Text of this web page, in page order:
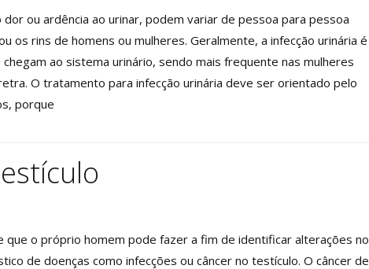
ou ardência ao urinar, podem variar de pessoa para pessoa
os rins de homens ou mulheres. Geralmente, a infecção urinária é
ao sistema urinário, sendo mais frequente nas mulheres
O tratamento para infecção urinária deve ser orientado pelo
porque
que o próprio homem pode fazer a fim de identificar alterações no
de doenças como infecções ou câncer no testículo. O câncer de